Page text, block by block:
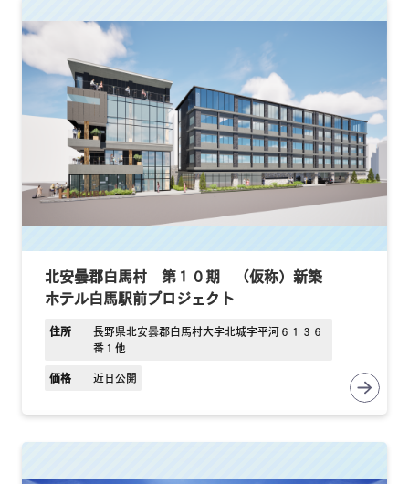
北安曇郡白馬村 第１０期 （仮称）新築
ホテル白馬駅前プロジェクト
住所
長野県北安曇郡白馬村大字北城字平河６１３６
番１他
価格 近日公開